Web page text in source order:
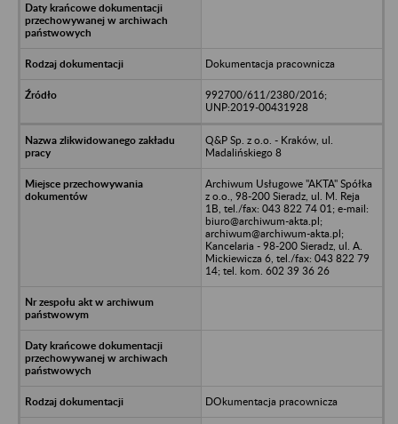
Dokumentacja pracownicza
992700/611/2380/2016;
UNP:2019-00431928
Q&P Sp. z o.o. - Kraków, ul.
Madalińskiego 8
Archiwum Usługowe "AKTA" Spółka
z o.o., 98-200 Sieradz, ul. M. Reja
1B, tel./fax: 043 822 74 01; e-mail:
biuro@archiwum-akta.pl;
archiwum@archiwum-akta.pl;
Kancelaria - 98-200 Sieradz, ul. A.
Mickiewicza 6, tel./fax: 043 822 79
14; tel. kom. 602 39 36 26
DOkumentacja pracownicza